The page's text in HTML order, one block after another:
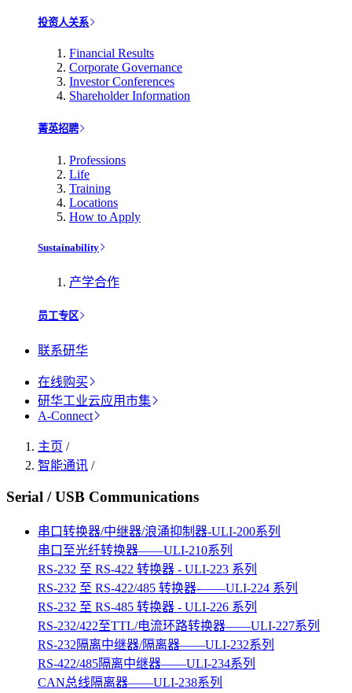
投资人关系
Financial Results
Corporate Governance
Investor Conferences
Shareholder Information
菁英招聘
Professions
Life
Training
Locations
How to Apply
Sustainability
产学合作
员工专区
联系研华
在线购买
研华工业云应用市集
A-Connect
主页 /
智能通讯 /
Serial / USB Communications
串口转换器/中继器/浪涌抑制器-ULI-200系列
串口至光纤转换器——ULI-210系列
RS-232 至 RS-422 转换器 - ULI-223 系列
RS-232 至 RS-422/485 转换器-——ULI-224 系列
RS-232 至 RS-485 转换器 - ULI-226 系列
RS-232/422至TTL/电流环路转换器——ULI-227系列
RS-232隔离中继器/隔离器——ULI-232系列
RS-422/485隔离中继器——ULI-234系列
CAN总线隔离器——ULI-238系列